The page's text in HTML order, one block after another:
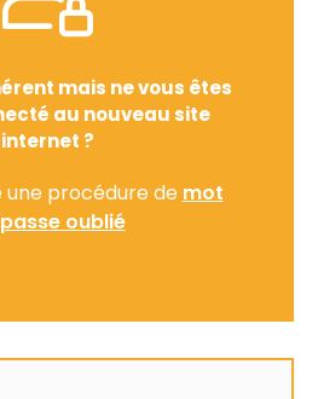
mais ne vous êtes
au nouveau site
internet ?
une procédure de mot
oublié